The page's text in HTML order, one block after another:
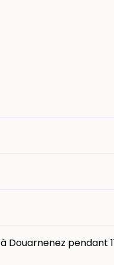
Douarnenez pendant